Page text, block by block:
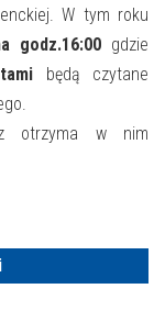
W tym roku
godz.16:00 gdzie
będą czytane
otrzyma w nim